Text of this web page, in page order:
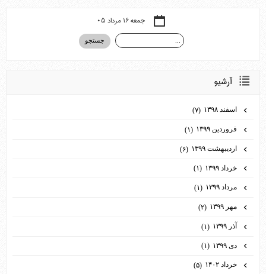
جمعه ۱۶ مرداد ۰۵
آرشيو
اسفند ۱۳۹۸ (۷)
فروردین ۱۳۹۹ (۱)
اردیبهشت ۱۳۹۹ (۶)
خرداد ۱۳۹۹ (۱)
مرداد ۱۳۹۹ (۱)
مهر ۱۳۹۹ (۲)
آذر ۱۳۹۹ (۱)
دی ۱۳۹۹ (۱)
خرداد ۱۴۰۲ (۵)